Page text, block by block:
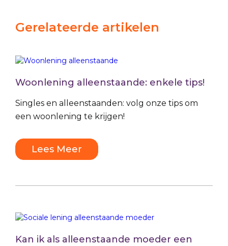
Gerelateerde artikelen
Woonlening alleenstaande: enkele tips!
Singles en alleenstaanden: volg onze tips om
een woonlening te krijgen!
Lees Meer
Kan ik als alleenstaande moeder een